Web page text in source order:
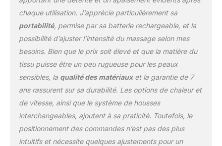
thermique bienfaisante,
cet appareil de massage
cervical dispose de 2
niveaux de chaleur et
deux surfaces
chauffantes. Vous allez
circulation sanguine ainsi
que l’apaisement des
raiders même dans les
tissus profonds. Batterie
3500 mAh pour une
utilisation sans fil
chaque utilisation. J’apprécie particulièrement sa
portabilité, permise par sa batterie rechargeable, et la
possibilité d’ajuster l’intensité du massage selon mes
besoins. Bien que le prix soit élevé et que la matière du
tissu puisse être un peu rugueuse pour les peaux
sensibles, la qualité des matériauxet la garantie de 7
ans rassurent sur sa durabilité. Les options de chaleur et
de vitesse, ainsi que le système de housses
interchangeables, ajoutent à sa praticité. Toutefois, le
positionnement des commandes n’est pas des plus
intuitifs et nécessite quelques ajustements pour un